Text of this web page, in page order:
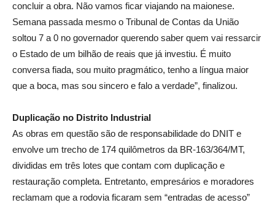
concluir a obra. Não vamos ficar viajando na maionese.
Semana passada mesmo o Tribunal de Contas da União
soltou 7 a 0 no governador querendo saber quem vai ressarcir
o Estado de um bilhão de reais que já investiu. É muito
conversa fiada, sou muito pragmático, tenho a língua maior
que a boca, mas sou sincero e falo a verdade”, finalizou.
Duplicação no Distrito Industrial
As obras em questão são de responsabilidade do DNIT e
envolve um trecho de 174 quilômetros da BR-163/364/MT,
divididas em três lotes que contam com duplicação e
restauração completa. Entretanto, empresários e moradores
reclamam que a rodovia ficaram sem “entradas de acesso”